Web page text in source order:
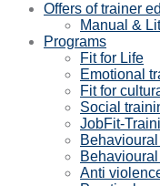
Offers of trainer
Manual &
Programs
Fit for Life
Emotional
Fit for
Social
JobFit-
Anti